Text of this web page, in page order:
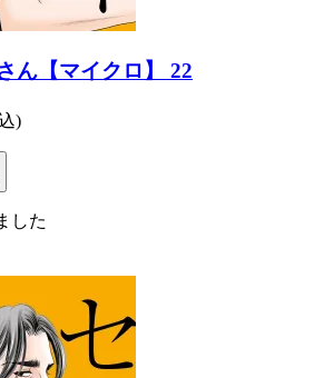
ん【マイクロ】 22
)
した